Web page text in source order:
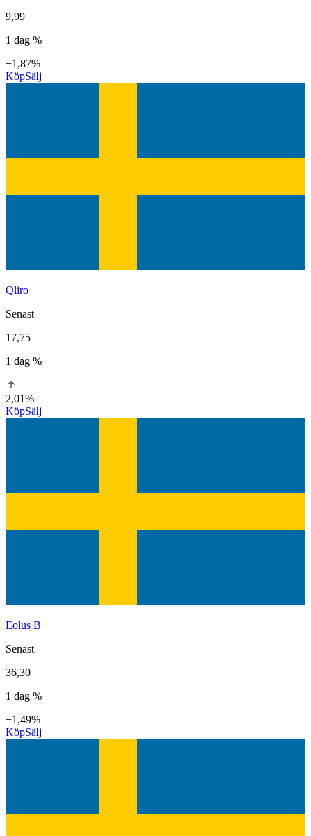
9,99
1 dag %
−1,87%
KöpSälj
Qliro
Senast
17,75
1 dag %
2,01%
KöpSälj
Eolus B
Senast
36,30
1 dag %
−1,49%
KöpSälj